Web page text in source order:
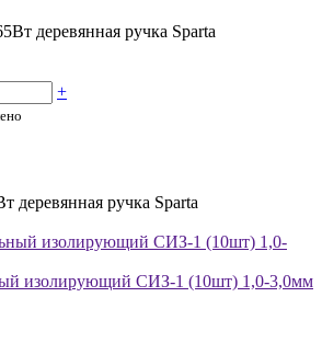
+
деревянная ручка Sparta
изолирующий СИЗ-1 (10шт) 1,0-3,0мм